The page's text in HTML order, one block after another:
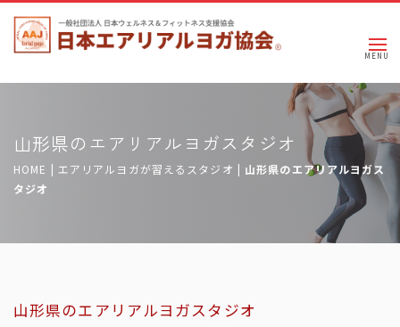
山形県のエアリアルヨガスタジオ
HOME | エアリアルヨガが習えるスタジオ | 山形県のエアリアルヨガス
タジオ
山形県のエアリアルヨガスタジオ